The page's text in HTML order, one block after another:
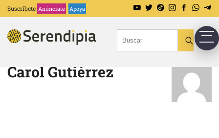
Suscríbete Anúnciate Apoya
Carol Gutiérrez